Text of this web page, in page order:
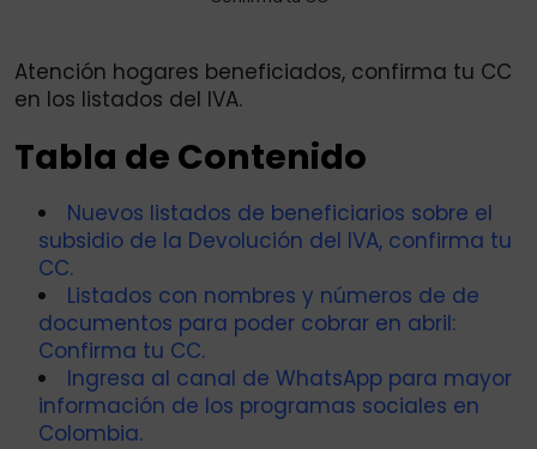
Atención hogares beneficiados, confirma tu CC
en los listados del IVA.
Tabla de Contenido
Nuevos listados de beneficiarios sobre el
subsidio de la Devolución del IVA, confirma tu
CC.
Listados con nombres y números de de
documentos para poder cobrar en abril:
Confirma tu CC.
Ingresa al canal de WhatsApp para mayor
información de los programas sociales en
Colombia.